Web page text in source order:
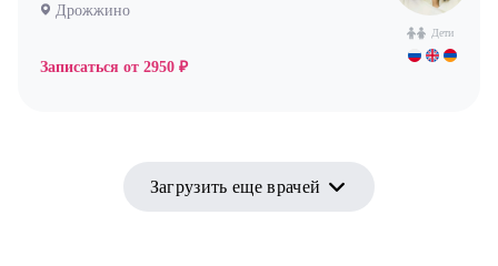
Дети
Дрожжино
Записаться от 2950 ₽
Загрузить еще врачей